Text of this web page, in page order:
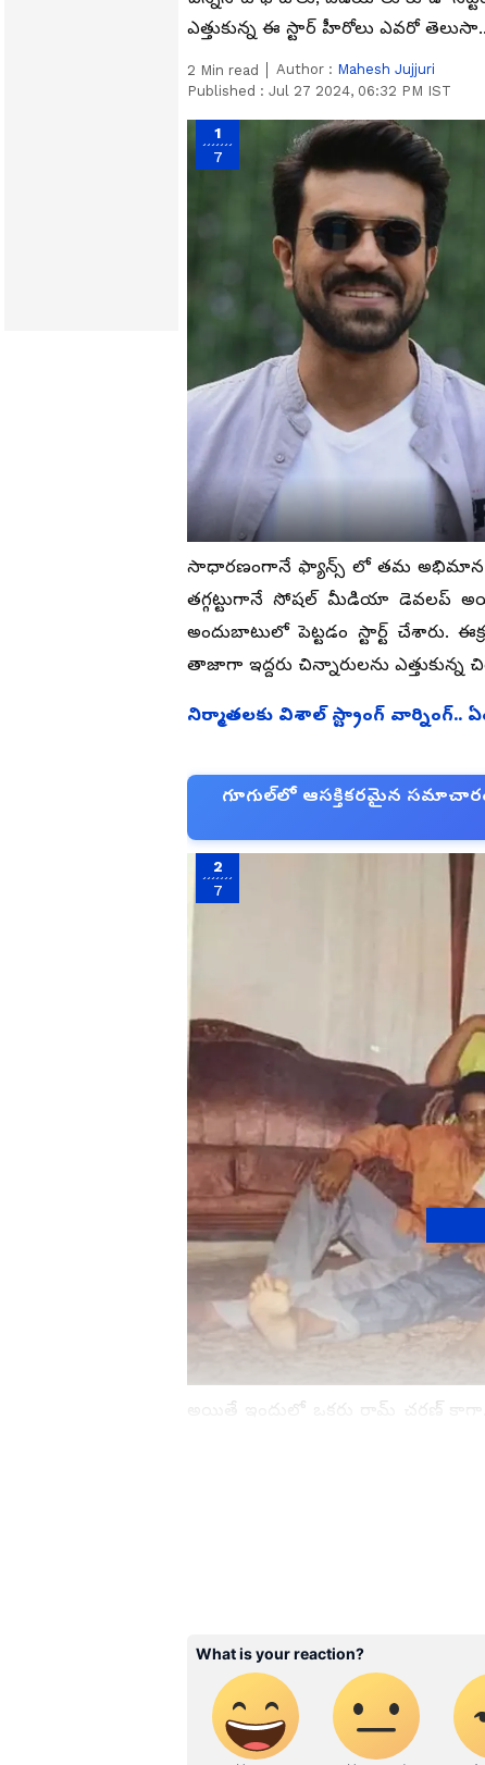
ఎత్తుకున్న ఈ స్టార్ హీరోలు ఎవరో
2 Min read Author : Mahesh Jujjuri
Published : Jul 27 2024, 06:32 PM IST
1
7
సాధారణంగానే ఫ్యాన్స్ లో తమ అభిమాన
తగ్గట్టుగానే సోషల్ మీడియా
అందుబాటులో పెట్టడం స్టార్ట్ చేశారు.
తాజాగా ఇద్దరు చిన్నారులను ఎత్తుకున్న
నిర్మాతలకు విశాల్ స్ట్రాంగ్ వార్నింగ్..
గూగుల్‌లో ఆసక్తికరమైన
2
7
అయితే ఇందులో ఒకరు రామ్ చరణ్